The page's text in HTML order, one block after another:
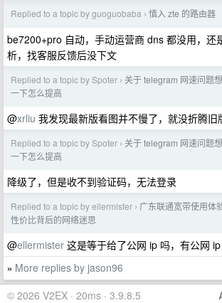
Replied to a topic by guoguobaba › 慎入 zte 的路由器
be7200+pro 自动，手动运营商 dns 都没用，还
析，找客服反馈后没下文
Replied to a topic by Spoter › 关于 telegram 网速问题
一下怎么提高
@xrliu 我发现最新版看图并不慢了，就没折腾旧
Replied to a topic by Spoter › 关于 telegram 网速问题
一下怎么提高
降级了，但是收不到验证码，无法登录
Replied to a topic by ellermister › 广东联通宽带使用体
性价比背后的网络迷思
@ellermister 这是等于给了公网 ip 吗，有公网 ip
» More replies by jason96
© 2026 V2EX · 20ms · 3.9.8.5